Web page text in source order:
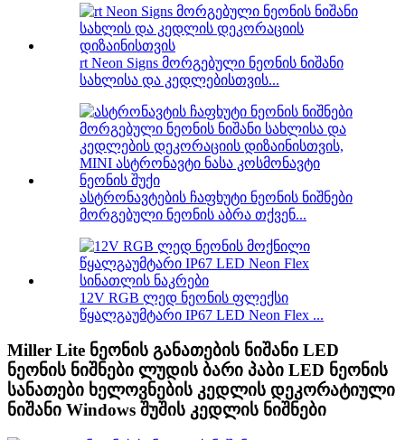
rt Neon Signs მორგებული ნეონის ნიშანი
სახლისა და კედლებისთვის...
ასტრონავტების ჩაფხუტი ნეონის ნიშნები
მორგებული ნეონის აბრა თქვენ...
12V RGB ლედ ნეონის ფლექსი
წყალგაუმტარი IP67 LED Neon Flex ...
Miller Lite ნეონის განათების ნიშანი LED
ნეონის ნიშნები ლუდის ბარი პაბი LED ნეონის
სანათები ხელოვნების კედლის დეკორატიული
ნიშანი Windows შუშის კედლის ნიშნები